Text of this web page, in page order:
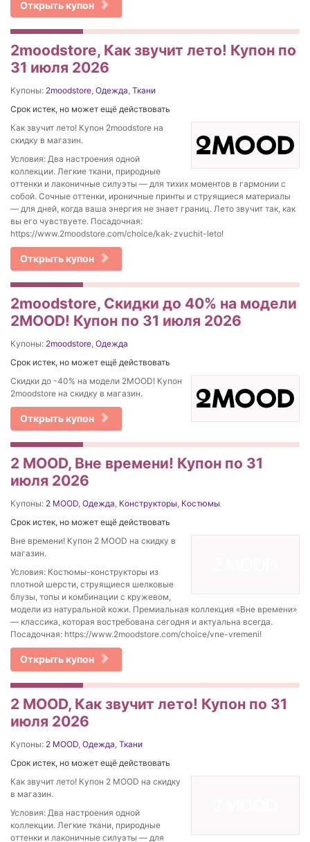
Открыть купон
2moodstore, Как звучит лето! Купон по
31 июля 2026
Купоны: 2moodstore, Одежда, Ткани
Срок истек, но может ещё действовать
Как звучит лето! Купон 2moodstore на
скидку в магазин.
Условия: Два настроения одной
коллекции. Легкие ткани, природные
оттенки и лаконичные силуэты — для тихих моментов в гармонии с
собой. Сочные оттенки, ироничные принты и струящиеся материалы
— для дней, когда ваша энергия не знает границ. Лето звучит так, как
вы его чувствуете. Посадочная:
https://www.2moodstore.com/choice/kak-zvuchit-leto!
Открыть купон
2moodstore, Скидки до 40% на модели
2MOOD! Купон по 31 июля 2026
Купоны: 2moodstore, Одежда
Срок истек, но может ещё действовать
Скидки до -40% на модели 2MOOD! Купон
2moodstore на скидку в магазин.
Открыть купон
2 MOOD, Вне времени! Купон по 31
июля 2026
Купоны: 2 MOOD, Одежда, Конструкторы, Костюмы
Срок истек, но может ещё действовать
Вне времени! Купон 2 MOOD на скидку в
магазин.
Условия: Костюмы-конструкторы из
плотной шерсти, струящиеся шелковые
блузы, топы и комбинации с кружевом,
модели из натуральной кожи. Премиальная коллекция «Вне времени»
— классика, которая востребована сегодня и актуальна всегда.
Посадочная: https://www.2moodstore.com/choice/vne-vremeni!
Открыть купон
2 MOOD, Как звучит лето! Купон по 31
июля 2026
Купоны: 2 MOOD, Одежда, Ткани
Срок истек, но может ещё действовать
Как звучит лето! Купон 2 MOOD на скидку
в магазин.
Условия: Два настроения одной
коллекции. Легкие ткани, природные
оттенки и лаконичные силуэты — для